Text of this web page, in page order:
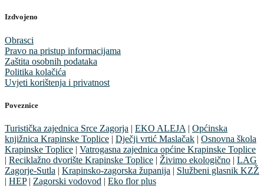
Izdvojeno
Obrasci
Pravo na pristup informacijama
Zaštita osobnih podataka
Politika kolačića
Uvjeti korištenja i privatnost
Poveznice
Turistička zajednica Srce Zagorja | EKO ALEJA | Općinska
knjižnica Krapinske Toplice | Dječji vrtić Maslačak | Osnovna škola
Krapinske Toplice | Vatrogasna zajednica općine Krapinske Toplice
| Reciklažno dvorište Krapinske Toplice | Živimo ekologično | LAG
Zagorje-Sutla | Krapinsko-zagorska županija | Službeni glasnik KZŽ
| HEP| Zagorski vodovod | Eko flor plus